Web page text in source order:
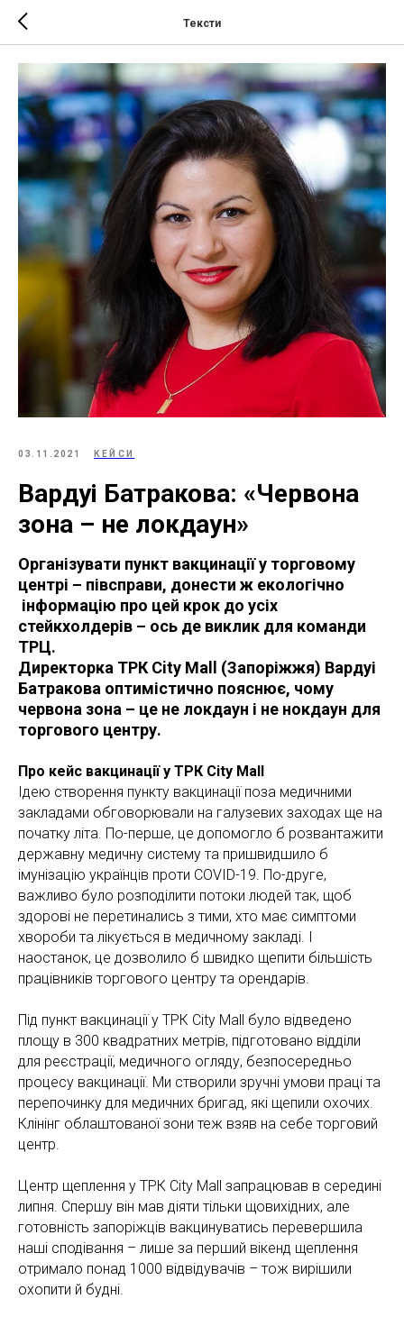
Тексти
03.11.2021 КЕЙСИ
Вардуі Батракова: «Червона
зона – не локдаун»
Організувати пункт вакцинації у торговому
центрі – півсправи, донести ж екологічно
інформацію про цей крок до усіх
стейкхолдерів – ось де виклик для команди
ТРЦ.
Директорка ТРК City Mall (Запоріжжя) Вардуі
Батракова оптимістично пояснює, чому
червона зона – це не локдаун і не нокдаун для
торгового центру.
Про кейс вакцинації у ТРК City Mall
Ідею створення пункту вакцинації поза медичними
закладами обговорювали на галузевих заходах ще на
початку літа. По-перше, це допомогло б розвантажити
державну медичну систему та пришвидшило б
імунізацію українців проти COVID-19. По-друге,
важливо було розподілити потоки людей так, щоб
здорові не перетинались з тими, хто має симптоми
хвороби та лікується в медичному закладі. І
наостанок, це дозволило б швидко щепити більшість
працівників торгового центру та орендарів.
Під пункт вакцинації у ТРК City Mall було відведено
площу в 300 квадратних метрів, підготовано відділи
для реєстрації, медичного огляду, безпосередньо
процесу вакцинації. Ми створили зручні умови праці та
перепочинку для медичних бригад, які щепили охочих.
Клінінг облаштованої зони теж взяв на себе торговий
центр.
Центр щеплення у ТРК City Mall запрацював в середині
липня. Спершу він мав діяти тільки щовихідних, але
готовність запоріжців вакцинуватись перевершила
наші сподівання – лише за перший вікенд щеплення
отримало понад 1000 відвідувачів – тож вирішили
охопити й будні.